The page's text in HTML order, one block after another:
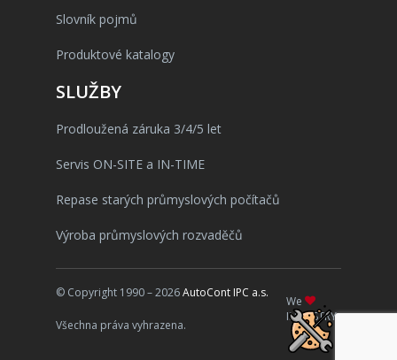
Slovník pojmů
Produktové katalogy
SLUŽBY
Prodloužená záruka 3/4/5 let
Servis ON-SITE a IN-TIME
Repase starých průmyslových počítačů
Výroba průmyslových rozvaděčů
© Copyright 1990 – 2026AutoCont IPC a.s.
Všechna práva vyhrazena.
We
INDUSTRY